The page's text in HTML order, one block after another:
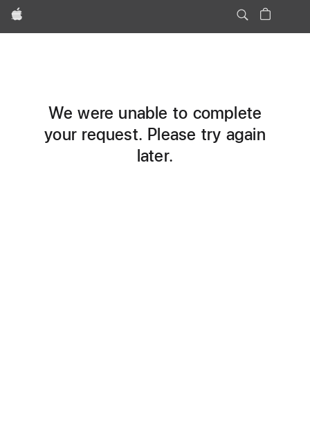
Apple
We were unable to complete
your request. Please try again
later.